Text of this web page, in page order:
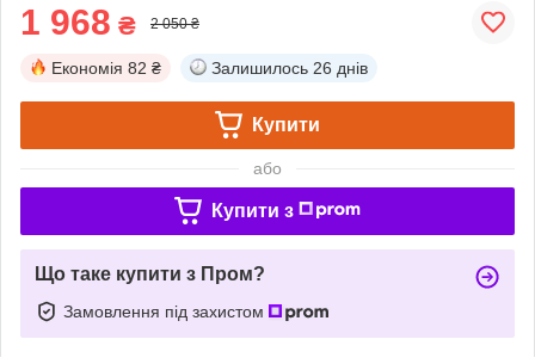
1 968 ₴ 2 050 ₴
Економія 82 ₴ Залишилось 26 днів
Купити
або
Купити з
Що таке купити з Пром?
Замовлення під захистом